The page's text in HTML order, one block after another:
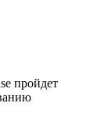
пройдет